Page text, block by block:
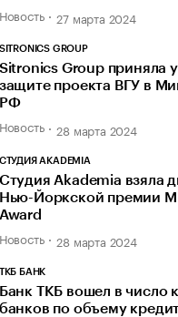
Новость 27 марта 2024
SITRONICS GROUP
Sitronics Group приняла
защите проекта ВГУ в
РФ
Новость 28 марта 2024
СТУДИЯ AKADEMIA
Студия Akademia взяла
Нью-Йоркской премии
Award
Новость 28 марта 2024
ТКБ БАНК
Банк ТКБ вошел в число
банков по объему